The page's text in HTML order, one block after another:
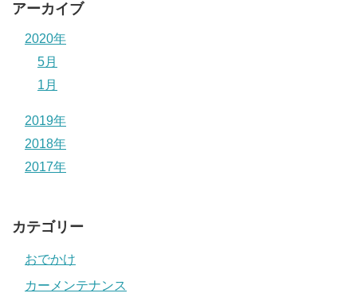
アーカイブ
2020年
5月
1月
2019年
2018年
2017年
カテゴリー
おでかけ
カーメンテナンス